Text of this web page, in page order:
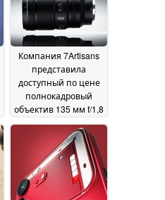
Компания 7Artisans
представила
доступный по цене
полнокадровый
объектив 135 мм f/1,8
для камер Sony, Leica
03 July 2026